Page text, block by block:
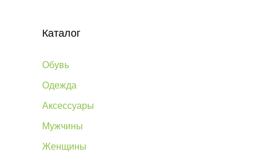
Каталог
Обувь
Одежда
Аксессуары
Мужчины
Женщины